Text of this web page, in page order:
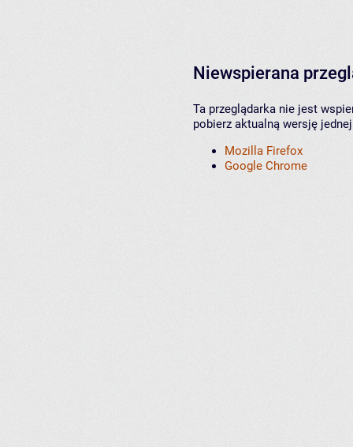
Niewspierana
Ta przeglądarka nie jest
pobierz aktualną wersję
Mozilla Firefox
Google Chrome